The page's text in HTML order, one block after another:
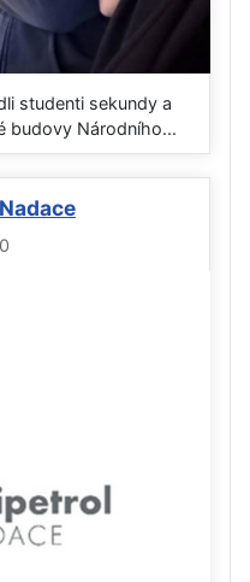
studenti sekundy a
budovy Národního...